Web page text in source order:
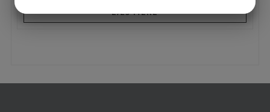
LÆS MERE
MARKETING STATISTIK